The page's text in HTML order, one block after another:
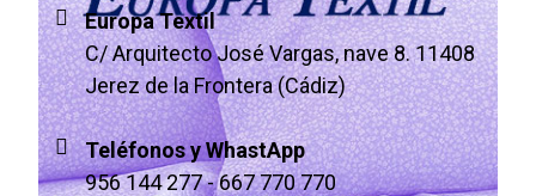
Europa Textil
C/ Arquitecto José Vargas, nave 8. 11408
Jerez de la Frontera (Cádiz)
Teléfonos y WhastApp
956 144 277-667 770 770